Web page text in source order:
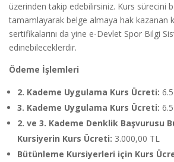
üzerinden takip edebilirsiniz. Kurs sürecini
tamamlayarak belge almaya hak kazanan
sertifikalarını da yine e-Devlet Spor Bilgi
edinebileceklerdir.
Ödeme İşlemleri
2. Kademe Uygulama Kurs Ücreti:
3. Kademe Uygulama Kurs Ücreti:
2. ve 3. Kademe Denklik Başvurusu
Kursiyerin Kurs Ücreti: 3.000,00 TL
Bütünleme Kursiyerleri için Kurs